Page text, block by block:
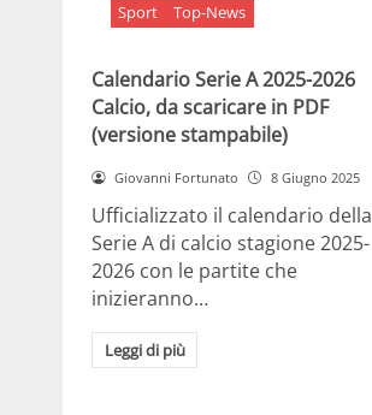
Sport Top-News
Calendario Serie A 2025-2026
Calcio, da scaricare in PDF
(versione stampabile)
Giovanni Fortunato 8 Giugno 2025
Ufficializzato il calendario della
Serie A di calcio stagione 2025-
2026 con le partite che
inizieranno…
Leggi di più